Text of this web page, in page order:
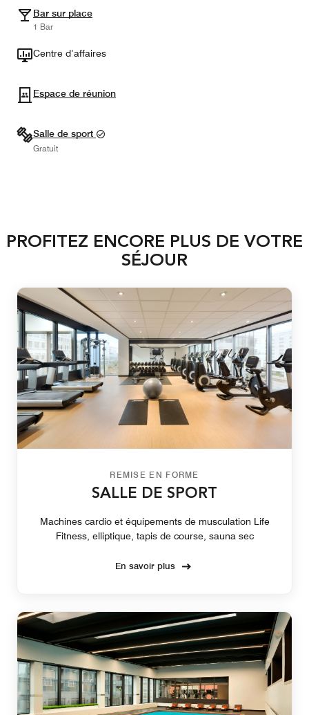
Bar sur place
1 Bar
Centre d’affaires
Espace de réunion
Salle de sport
Gratuit
PROFITEZ ENCORE PLUS DE VOTRE
SÉJOUR
REMISE EN FORME
SALLE DE SPORT
Machines cardio et équipements de musculation Life
Fitness, elliptique, tapis de course, sauna sec
En savoir plus